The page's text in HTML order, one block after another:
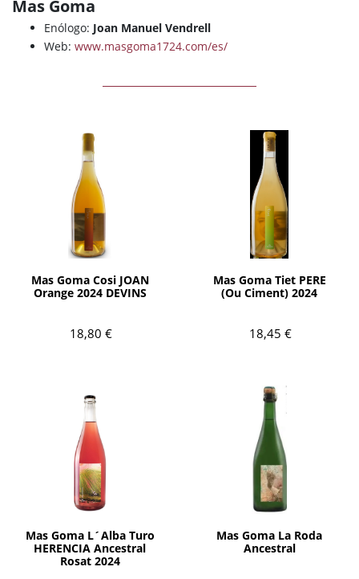
Mas Goma
Enólogo: Joan Manuel Vendrell
Web: www.masgoma1724.com/es/
Mas Goma Cosi JOAN
Orange 2024 DEVINS
18,80 €
AÑADIR
Mas Goma Tiet PERE
(Ou Ciment) 2024
18,45 €
AÑADIR
Mas Goma L´Alba Turo
HERENCIA Ancestral
Rosat 2024
AÑADIR
Mas Goma La Roda
Ancestral
AÑADIR